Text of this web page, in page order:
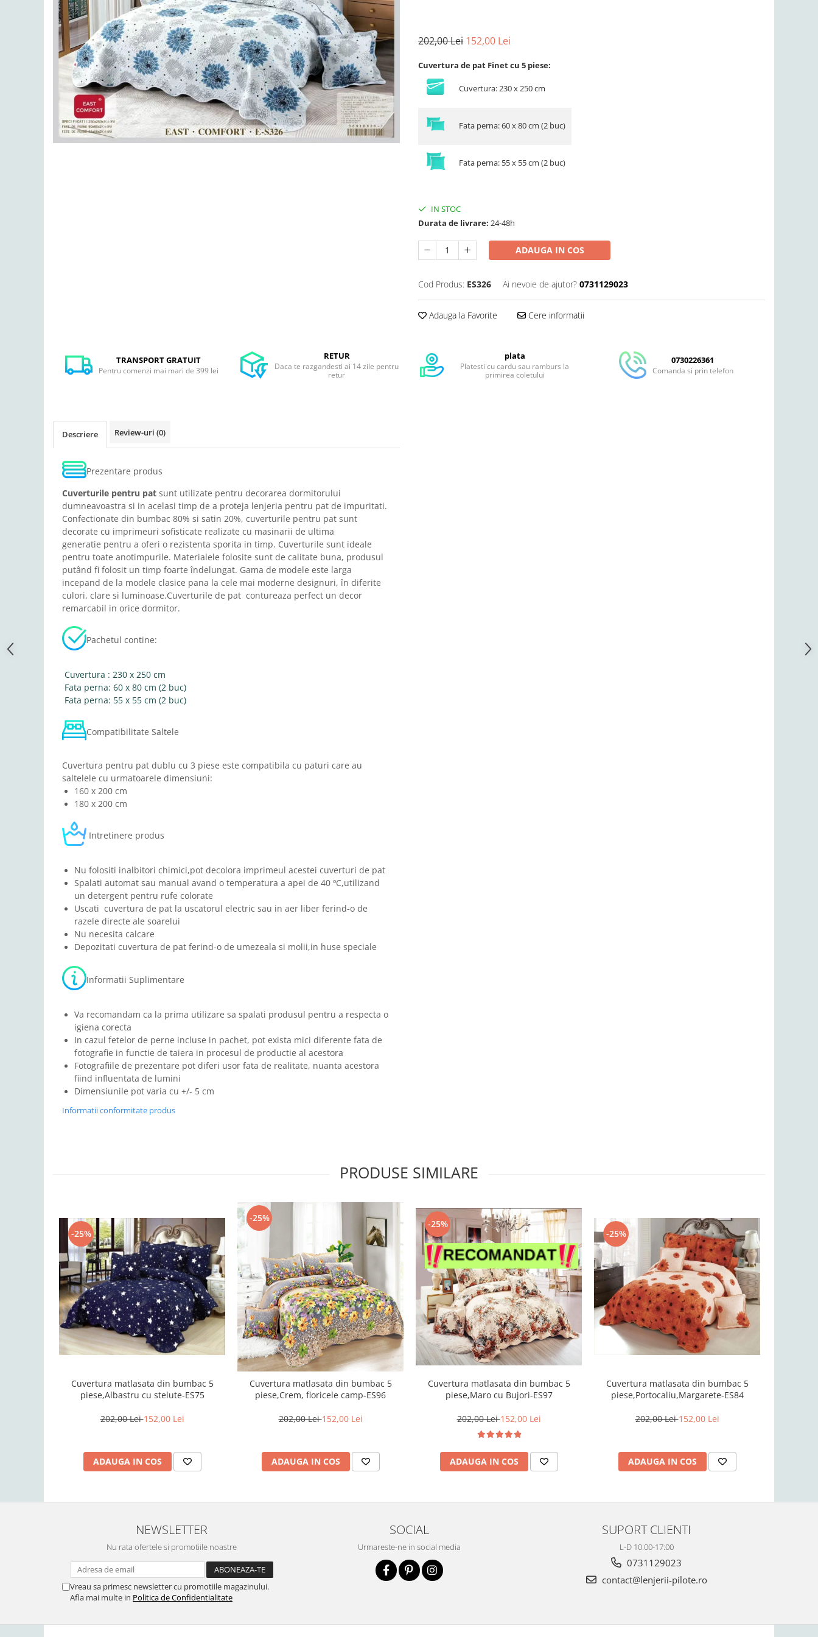
Lenjerii de pat Bumbac 100%
Lenjerii de pat Cocolino
Lenjerii de pat Finet + 2 Draperii
Lenjerii de pat Saten 4 piese cu
202,00 Lei 152,00 Lei
Cuvertura de pat Finet cu 5 piese:
Cuvertura: 230 x 250 cm
Fata perna: 60 x 80 cm (2 buc)
Fata perna: 55 x 55 cm (2 buc)
IN STOC
Durata de livrare: 24-48h
ADAUGA IN COS
Cod Produs: ES326 Ai nevoie de ajutor? 0731129023
Adauga la Favorite Cere informatii
TRANSPORT GRATUIT
Pentru comenzi mai mari de 399 lei
RETUR
Daca te razgandesti ai 14 zile pentru
retur
plata
Platesti cu cardu sau ramburs la
primirea coletului
0730226361
Comanda si prin telefon
Descriere Review-uri (0)
Prezentare produs
Cuverturile pentru pat sunt utilizate pentru decorarea dormitorului
dumneavoastra si in acelasi timp de a proteja lenjeria pentru pat de impuritati.
Confectionate din bumbac 80% si satin 20%, cuverturile pentru pat sunt
decorate cu imprimeuri sofisticate realizate cu masinarii de ultima
generatie pentru a oferi o rezistenta sporita in timp. Cuverturile sunt ideale
pentru toate anotimpurile. Materialele folosite sunt de calitate buna, produsul
putând fi folosit un timp foarte îndelungat. Gama de modele este larga
incepand de la modele clasice pana la cele mai moderne designuri, în diferite
culori, clare si luminoase.Cuverturile de pat contureaza perfect un decor
remarcabil in orice dormitor.
Pachetul contine:
Cuvertura : 230 x 250 cm
Fata perna: 60 x 80 cm (2 buc)
Fata perna: 55 x 55 cm (2 buc)
Compatibilitate Saltele
Cuvertura pentru pat dublu cu 3 piese este compatibila cu paturi care au
saltelele cu urmatoarele dimensiuni:
160 x 200 cm
180 x 200 cm
Intretinere produs
Nu folositi inalbitori chimici,pot decolora imprimeul acestei cuverturi de pat
Spalati automat sau manual avand o temperatura a apei de 40 ºC,utilizand
un detergent pentru rufe colorate
Uscati cuvertura de pat la uscatorul electric sau in aer liber ferind-o de
razele directe ale soarelui
Nu necesita calcare
Depozitati cuvertura de pat ferind-o de umezeala si molii,in huse speciale
Informatii Suplimentare
Va recomandam ca la prima utilizare sa spalati produsul pentru a respecta o
igiena corecta
In cazul fetelor de perne incluse in pachet, pot exista mici diferente fata de
fotografie in functie de taiera in procesul de productie al acestora
Fotografiile de prezentare pot diferi usor fata de realitate, nuanta acestora
fiind influentata de lumini
Dimensiunile pot varia cu +/- 5 cm
Informatii conformitate produs
PRODUSE SIMILARE
-25%
Cuvertura matlasata din bumbac 5
piese,Albastru cu stelute-ES75
202,00 Lei152,00 Lei
ADAUGA IN COS
-25%
Cuvertura matlasata din bumbac 5
piese,Crem, floricele camp-ES96
202,00 Lei152,00 Lei
ADAUGA IN COS
-25%
Cuvertura matlasata din bumbac 5
piese,Maro cu Bujori-ES97
202,00 Lei152,00 Lei
ADAUGA IN COS
-25%
Cuvertura matlasata din bumbac 5
piese,Portocaliu,Margarete-ES84
202,00 Lei152,00 Lei
ADAUGA IN COS
NEWSLETTER
Nu rata ofertele si promotiile noastre
Vreau sa primesc newsletter cu promotiile magazinului.
Afla mai multe in Politica de Confidentialitate
SOCIAL
Urmareste-ne in social media
SUPORT CLIENTI
L-D 10:00-17:00
0731129023
contact@lenjerii-pilote.ro